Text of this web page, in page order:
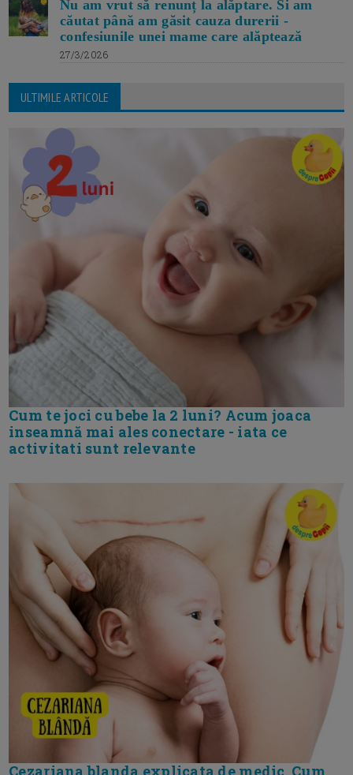
Nu am vrut să renunț la alăptare. Si am
căutat până am găsit cauza durerii -
confesiunile unei mame care alăptează
27/3/2026
ULTIMILE ARTICOLE
Cum te joci cu bebe la 2 luni? Acum joaca
inseamnă mai ales conectare - iata ce
activitati sunt relevante
Cezariana blanda explicata de medic. Cum